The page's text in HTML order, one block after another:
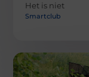
Het is niet
Smartclub